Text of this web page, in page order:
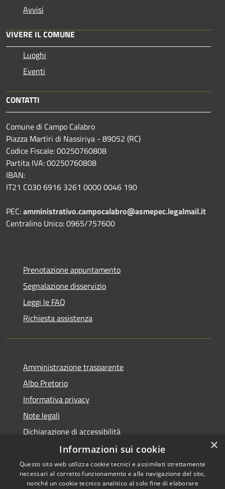
Avvisi
VIVERE IL COMUNE
Luoghi
Eventi
CONTATTI
Comune di Campo Calabro
Piazza Martiri di Nassiriya - 89052 (RC)
Codice Fiscale: 00250760808
Partita IVA: 00250760808
IBAN:
IT21 C030 6916 3261 0000 0046 190
PEC:amministrativo.campocalabro@asmepec.legalmail.it
Centralino Unico: 0965/757600
Prenotazione appuntamento
Segnalazione disservizio
Leggi le FAQ
Richiesta assistenza
Amministrazione trasparente
Albo Pretorio
Informativa privacy
Note legali
Dichiarazione di accessibilità
Copyright © 2026 • Comune di
×
Informazioni sui cookie
Questo sito web utilizza cookie tecnici e assimilati strettamente
necessari al corretto funzionamento e alla navigazione del sito,
nonché un cookie tecnico analitico al solo fine di elaborare